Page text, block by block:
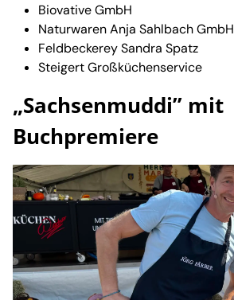
Biovative GmbH
Naturwaren Anja Sahlbach GmbH
Feldbeckerey Sandra Spatz
Steigert Großküchenservice
„Sachsenmuddi” mit
Buchpremiere